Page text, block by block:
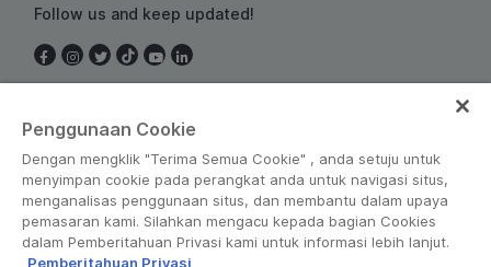
Follow us and keep updated!
Penggunaan Cookie
Dengan mengklik "Terima Semua Cookie" , anda setuju untuk
menyimpan cookie pada perangkat anda untuk navigasi situs,
menganalisas penggunaan situs, dan membantu dalam upaya
pemasaran kami. Silahkan mengacu kepada bagian Cookies
dalam Pemberitahuan Privasi kami untuk informasi lebih lanjut.
Pemberitahuan Privasi